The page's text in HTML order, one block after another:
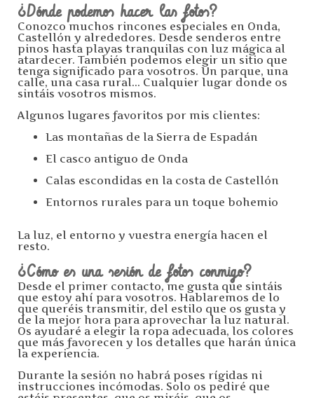
¿Dónde podemos hacer las fotos?
Conozco muchos rincones especiales en Onda,
Castellón y alrededores. Desde senderos entre
pinos hasta playas tranquilas con luz mágica al
atardecer. También podemos elegir un sitio que
tenga significado para vosotros. Un parque, una
calle, una casa rural... Cualquier lugar donde os
sintáis vosotros mismos.
Algunos lugares favoritos por mis clientes:
Las montañas de la Sierra de Espadán
El casco antiguo de Onda
Calas escondidas en la costa de Castellón
Entornos rurales para un toque bohemio
La luz, el entorno y vuestra energía hacen el
resto.
¿Cómo es una sesión de fotos conmigo?
Desde el primer contacto, me gusta que sintáis
que estoy ahí para vosotros. Hablaremos de lo
que queréis transmitir, del estilo que os gusta y
de la mejor hora para aprovechar la luz natural.
Os ayudaré a elegir la ropa adecuada, los colores
que más favorecen y los detalles que harán única
la experiencia.
Durante la sesión no habrá poses rígidas ni
instrucciones incómodas. Solo os pediré que